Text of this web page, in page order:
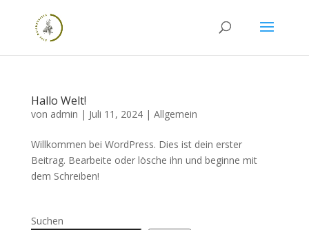
Hallo Welt!
von admin | Juli 11, 2024| Allgemein
Willkommen bei WordPress. Dies ist dein erster
Beitrag. Bearbeite oder lösche ihn und beginne mit
dem Schreiben!
Suchen